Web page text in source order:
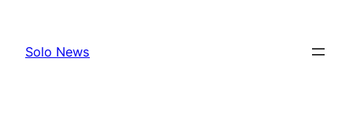
content
Solo News